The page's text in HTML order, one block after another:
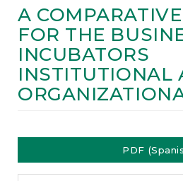
n
C
o
n
e
n
d
e
A
FOR THE
INCUBATORS
INSTITUTIONAL
Article
Sidebar
PDF